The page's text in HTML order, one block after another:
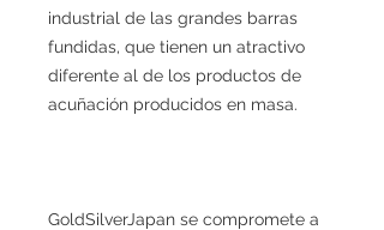
industrial de las grandes barras
fundidas, que tienen un atractivo
diferente al de los productos de
acuñación producidos en masa.
GoldSilverJapan se compromete a